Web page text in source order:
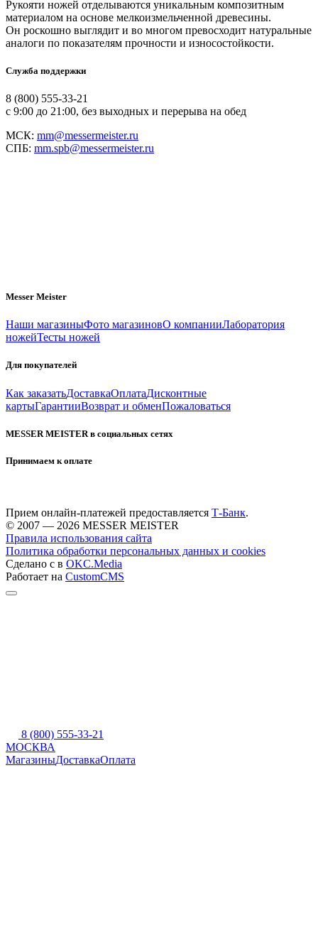
Рукояти ножей отделываются уникальным композитным
материалом на основе мелкоизмельченной древесины.
Он роскошно выглядит и во многом превосходит натуральные
аналоги по показателям прочности и износостойкости.
Служба поддержки
8 (800) 555-33-21
с 9:00 до 21:00, без выходных и перерыва на обед
МСК: mm@messermeister.ru
СПБ: mm.spb@messermeister.ru
Messer Meister
Наши магазиныФото магазиновО компанииЛаборатория
ножейТесты ножей
Для покупателей
Как заказатьДоставкаОплатаДисконтные
картыГарантииВозврат и обменПожаловаться
MESSER MEISTER в социальных сетях
Принимаем к оплате
Прием онлайн-платежей предоставляется Т-Банк.
© 2007 — 2026 MESSER MEISTER
Правила использования сайта
Политика обработки персональных данных и cookies
Сделано с в OKC.Media
Работает на CustomCMS
8 (800) 555-33-21
МОСКВА
МагазиныДоставкаОплата